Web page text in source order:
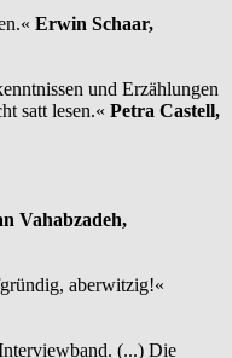
Erwin Schaar,
und Erzählungen
satt lesen.« Petra Castell,
Vahabzadeh,
aberwitzig!«
(...) Die